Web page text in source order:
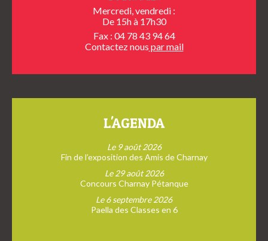
Mercredi, vendredi :
De 15h à 17h30
Fax : 04 78 43 94 64
Contactez nous par mail
L'AGENDA
Le 9 août 2026
Fin de l’exposition des Amis de Charnay
Le 29 août 2026
Concours Charnay Pétanque
Le 6 septembre 2026
Paella des Classes en 6